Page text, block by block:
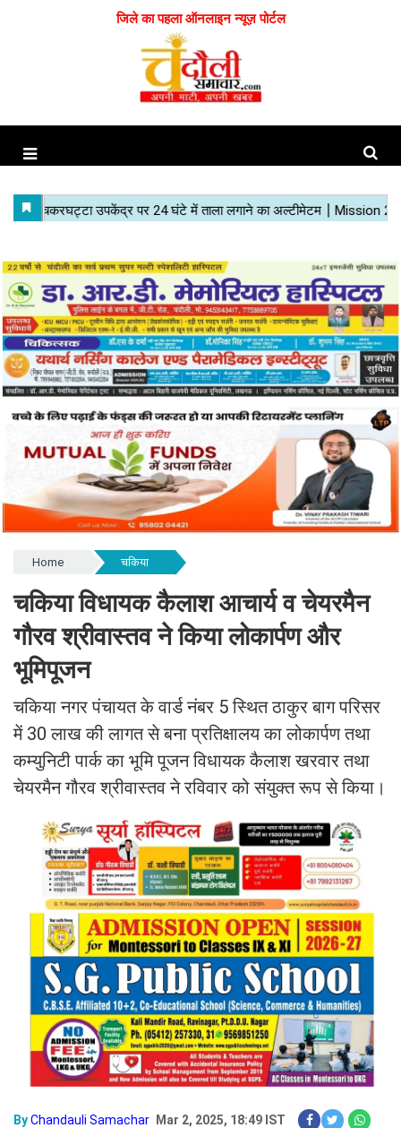
जिले का पहला ऑनलाइन न्यूज़ पोर्टल
Home चकिया
चकिया विधायक कैलाश आचार्य व चेयरमैन
गौरव श्रीवास्तव ने किया लोकार्पण और
भूमिपूजन
चकिया नगर पंचायत के वार्ड नंबर 5 स्थित ठाकुर बाग परिसर
में 30 लाख की लागत से बना प्रतिक्षालय का लोकार्पण तथा
कम्युनिटी पार्क का भूमि पूजन विधायक कैलाश खरवार तथा
चेयरमैन गौरव श्रीवास्तव ने रविवार को संयुक्त रूप से किया।
ByChandauli Samachar Mar 2, 2025, 18:49 IST